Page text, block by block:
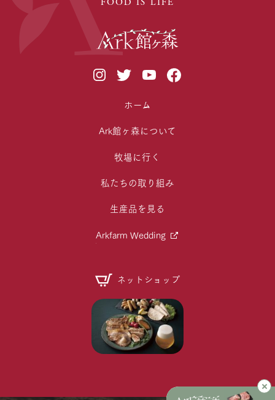
ホーム
Ark館ヶ森について
牧場に行く
私たちの取り組み
生産品を見る
Arkfarm Wedding
ネットショップ